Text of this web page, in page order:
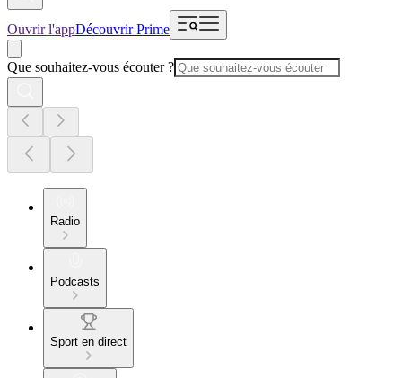
Ouvrir l'appDécouvrir Prime
Que souhaitez-vous écouter ?
Radio
Podcasts
Sport en direct